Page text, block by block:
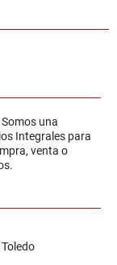
Somos una
Integrales para
venta o